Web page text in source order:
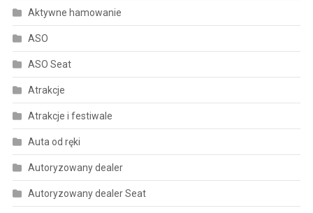
Aktywne hamowanie
ASO
ASO Seat
Atrakcje
Atrakcje i festiwale
Auta od ręki
Autoryzowany dealer
Autoryzowany dealer Seat